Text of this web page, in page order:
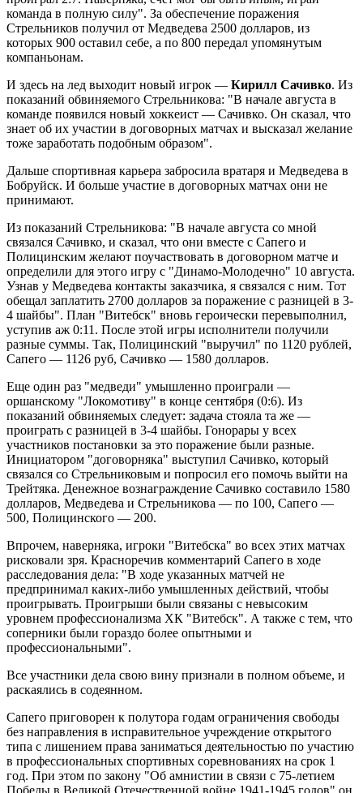
команда в полную силу". За обеспечение поражения
Стрельников получил от Медведева 2500 долларов, из
которых 900 оставил себе, а по 800 передал упомянутым
компаньонам.
И здесь на лед выходит новый игрок — Кирилл Сачивко. Из
показаний обвиняемого Стрельникова: "В начале августа в
команде появился новый хоккеист — Сачивко. Он сказал, что
знает об их участии в договорных матчах и высказал желание
тоже заработать подобным образом".
Дальше спортивная карьера забросила вратаря и Медведева в
Бобруйск. И больше участие в договорных матчах они не
принимают.
Из показаний Стрельникова: "В начале августа со мной
связался Сачивко, и сказал, что они вместе с Сапего и
Полицинским желают поучаствовать в договорном матче и
определили для этого игру с "Динамо-Молодечно" 10 августа.
Узнав у Медведева контакты заказчика, я связался с ним. Тот
обещал заплатить 2700 долларов за поражение с разницей в 3-
4 шайбы". План "Витебск" вновь героически перевыполнил,
уступив аж 0:11. После этой игры исполнители получили
разные суммы. Так, Полицинский "выручил" по 1120 рублей,
Сапего — 1126 руб, Сачивко — 1580 долларов.
Еще один раз "медведи" умышленно проиграли —
оршанскому "Локомотиву" в конце сентября (0:6). Из
показаний обвиняемых следует: задача стояла та же —
проиграть с разницей в 3-4 шайбы. Гонорары у всех
участников постановки за это поражение были разные.
Инициатором "договорняка" выступил Сачивко, который
связался со Стрельниковым и попросил его помочь выйти на
Трейтяка. Денежное вознаграждение Сачивко составило 1580
долларов, Медведева и Стрельникова — по 100, Сапего —
500, Полицинского — 200.
Впрочем, наверняка, игроки "Витебска" во всех этих матчах
рисковали зря. Красноречив комментарий Сапего в ходе
расследования дела: "В ходе указанных матчей не
предпринимал каких-либо умышленных действий, чтобы
проигрывать. Проигрыши были связаны с невысоким
уровнем профессионализма ХК "Витебск". А также с тем, что
соперники были гораздо более опытными и
профессиональными".
Все участники дела свою вину признали в полном объеме, и
раскаялись в содеянном.
Сапего приговорен к полутора годам ограничения свободы
без направления в исправительное учреждение открытого
типа с лишением права заниматься деятельностью по участию
в профессиональных спортивных соревнованиях на срок 1
год. При этом по закону "Об амнистии в связи с 75-летием
Победы в Великой Отечественной войне 1941-1945 годов" он